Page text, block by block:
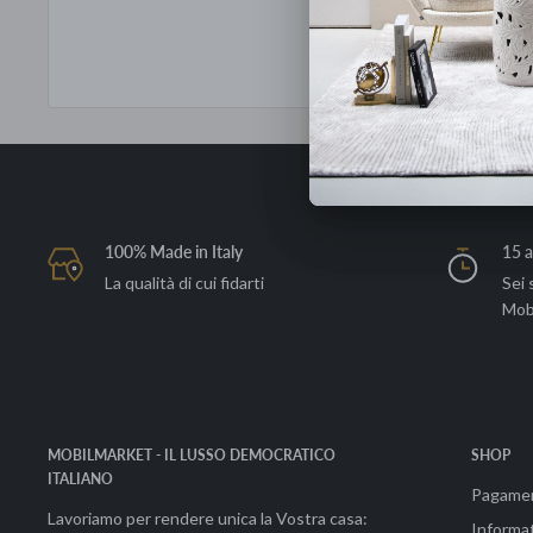
100% Made in Italy
La qualità di cui fidarti
15
Sei
MOBILMARKET - IL LUSSO DEMOCRATICO
ITALIANO
Lavoriamo per rendere unica la Vostra casa:
SHOP